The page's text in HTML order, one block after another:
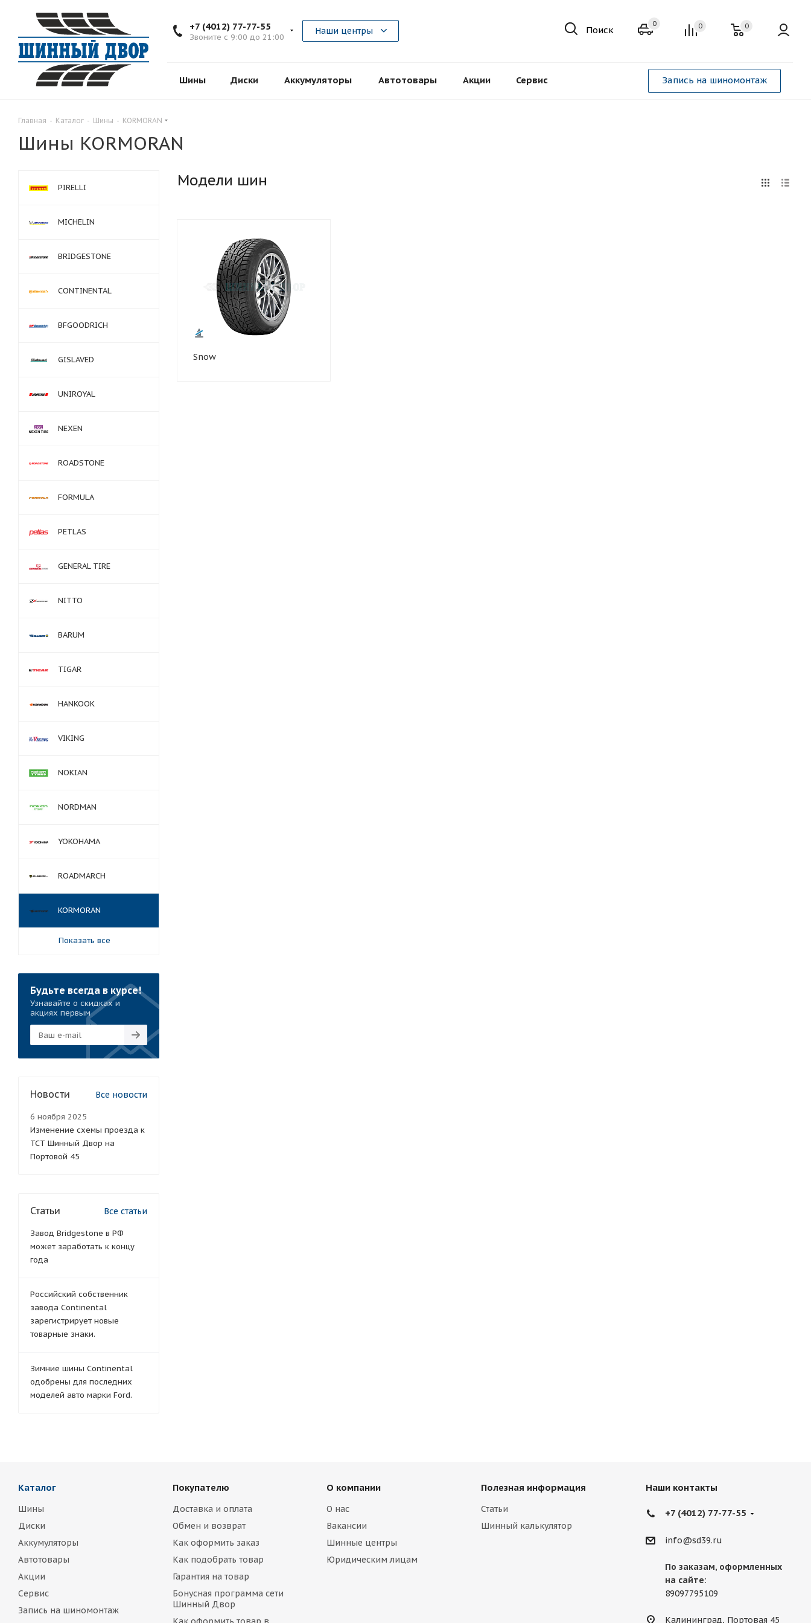
+7 (4012) 77-77-55
Звоните с 9:00 до 21:00
Наши центры Поиск 0
0 0
Шины Диски Аккумуляторы Автотовары Акции Сервис Запись на шиномонтаж
Главная - Каталог - Шины - KORMORAN
Шины KORMORAN
Модели шин
Snow
PIRELLI
MICHELIN
BRIDGESTONE
CONTINENTAL
BFGOODRICH
GISLAVED
UNIROYAL
NEXEN
ROADSTONE
FORMULA
PETLAS
GENERAL TIRE
NITTO
BARUM
TIGAR
HANKOOK
VIKING
NOKIAN
NORDMAN
YOKOHAMA
ROADMARCH
KORMORAN
Показать все
Будьте всегда в курсе!
Узнавайте о скидках и
акциях первым
Новости Все новости
6 ноября 2025
Изменение схемы проезда к
ТСТ Шинный Двор на
Портовой 45
Статьи Все статьи
Завод Bridgestone в РФ
может заработать к концу
года
Российский собственник
завода Continental
зарегистрирует новые
товарные знаки.
Зимние шины Continental
одобрены для последних
моделей авто марки Ford.
Каталог
Шины
Диски
Аккумуляторы
Автотовары
Акции
Сервис
Запись на шиномонтаж
Покупателю
Доставка и оплата
Обмен и возврат
Как оформить заказ
Как подобрать товар
Гарантия на товар
Бонусная программа сети
Шинный Двор
О компании
О нас
Вакансии
Шинные центры
Юридическим лицам
Полезная информация
Статьи
Шинный калькулятор
Наши контакты
+7 (4012) 77-77-55
info@sd39.ru
По заказам, оформленных
на сайте:
89097795109
Калининград, Портовая 45